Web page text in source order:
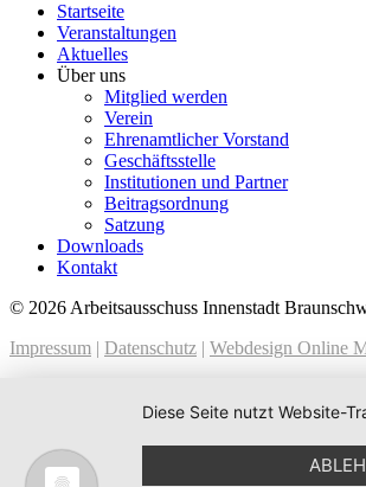
Startseite
Veranstaltungen
Aktuelles
Über uns
Mitglied werden
Verein
Ehrenamtlicher Vorstand
Geschäftsstelle
Institutionen und Partner
Beitragsordnung
Satzung
Downloads
Kontakt
© 2026 Arbeitsausschuss Innenstadt
Impressum | Datenschutz | Webdesign Online
Diese Seite nutzt Website-